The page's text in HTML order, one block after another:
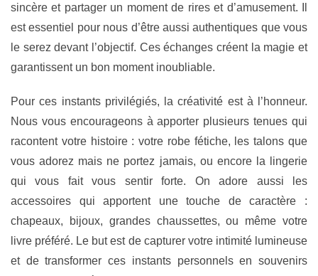
sincère et partager un moment de rires et d’amusement. Il
est essentiel pour nous d’être aussi authentiques que vous
le serez devant l’objectif. Ces échanges créent la magie et
garantissent un bon momentinoubliable.
Pour ces instants privilégiés, la créativité est à l’honneur.
Nous vous encourageons à apporter plusieurs tenues qui
racontent votre histoire : votre robe fétiche, les talons que
vous adorez mais ne portez jamais, ou encore la lingerie
qui vous fait vous sentir forte. On adore aussi les
accessoires qui apportent une touche de caractère :
chapeaux, bijoux, grandes chaussettes, ou même votre
livre préféré. Le but est de capturer votre intimité lumineuse
et de transformer ces instants personnels en souvenirs